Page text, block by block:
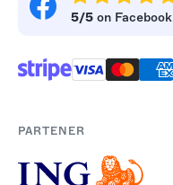
5/5 on Facebook
PARTENER